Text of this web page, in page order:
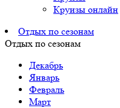
Круизы онлайн
Отдых по сезонам
Отдых по сезонам
Декабрь
Январь
Февраль
Март